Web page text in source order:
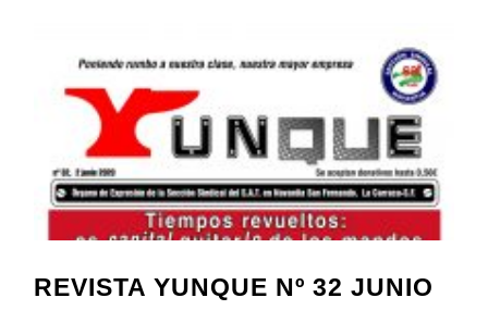
REVISTA YUNQUE Nº 32 JUNIO